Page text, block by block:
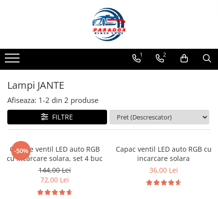
ACCESORII AUTO
Abtibild / Sticker Auto
Baby on Board
Diverse modele
Limitare de viteza
Semn incepator
Accesorii Camping
Accesorii Curatare Auto
Accesorii Sezon Rece
Accesorii Siguranta Auto
1 2
Lampi JANTE
Afiseaza: 1-2 din 2 produse
FILTRE
-50%
Capace ventil LED auto RGB
cu incarcare solara, set 4 buc
144,00 Lei
72,00 Lei
Capac ventil LED auto RGB cu
incarcare solara
36,00 Lei